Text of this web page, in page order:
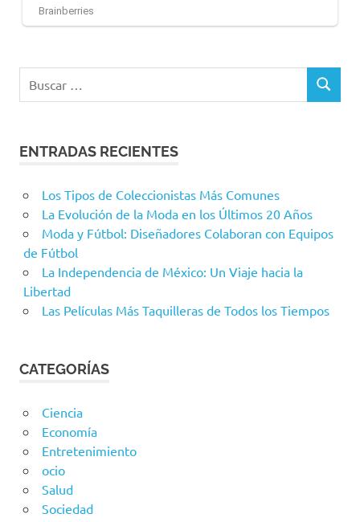
BUSCAR
ENTRADAS RECIENTES
Los Tipos de Coleccionistas Más Comunes
La Evolución de la Moda en los Últimos 20 Años
Moda y Fútbol: Diseñadores Colaboran con Equipos
de Fútbol
La Independencia de México: Un Viaje hacia la
Libertad
Las Películas Más Taquilleras de Todos los Tiempos
CATEGORÍAS
Ciencia
Economía
Entretenimiento
ocio
Salud
Sociedad